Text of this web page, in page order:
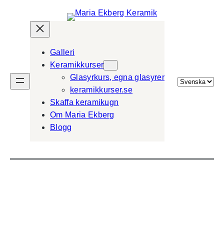
Galleri
Keramikkurser
Glasyrkurs, egna glasyrer
keramikkurser.se
Skaffa keramikugn
Om Maria Ekberg
Blogg
Välj